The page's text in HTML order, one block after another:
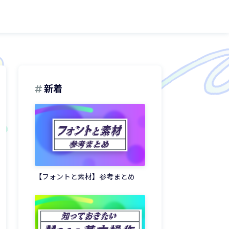
新着
【フォントと素材】参考まとめ